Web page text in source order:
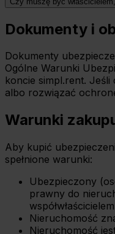
Dokumenty i
Dokumenty
Ogólne Warunki
koncie simpl.rent. Jeśli
albo rozwiązać
Warunki
Aby kupić
spełnione warunki:
Ubezpieczony
prawny do
Nieruchomość
Nieruchomość